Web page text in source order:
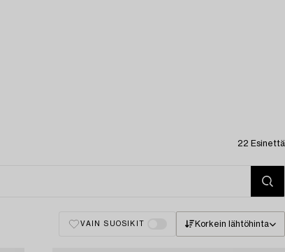
22 Esinettä
VAIN SUOSIKIT Korkein lähtöhinta